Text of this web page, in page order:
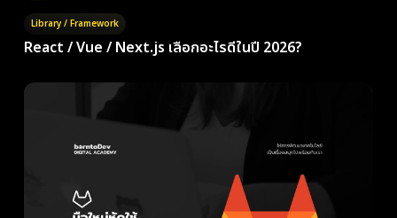
Library / Framework
React / Vue / Next.js เลือกอะไรดีในปี 2026?